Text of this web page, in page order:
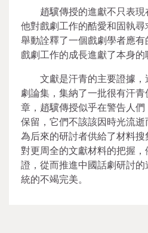
趙驥傳授的進獻不只表
他對戲劇工作的酷愛和固執
舉動詮釋了一個戲劇學者應
戲劇工作的成長進獻了本身的
文獻是汗青的主要證據
劇論集，集納了一批很有汗
章，趙驥傳授似乎在警告人
保留，它們不該該因時光流
為后來的研討者供給了材料
對更周全的文獻材料的把握
證，從而推進中國話劇研討
統的不竭完美。